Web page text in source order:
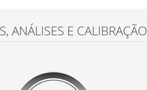
ANÁLISES E CALIBRAÇÃO